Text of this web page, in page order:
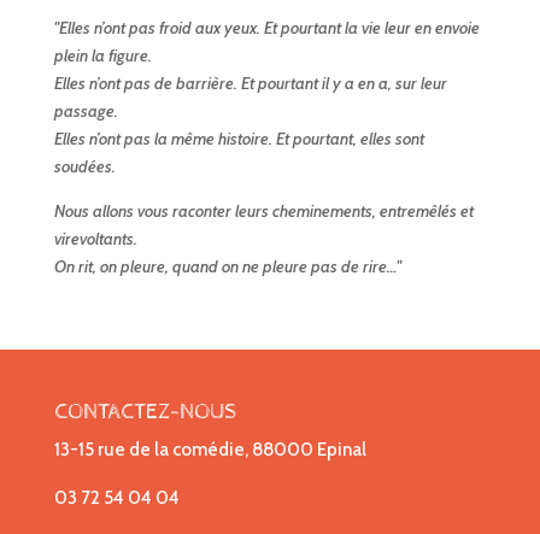
"Elles n’ont pas froid aux yeux. Et pourtant la vie leur en envoie
plein la figure.
Elles n’ont pas de barrière. Et pourtant il y a en a, sur leur
passage.
Elles n’ont pas la même histoire. Et pourtant, elles sont
soudées.
Nous allons vous raconter leurs cheminements, entremêlés et
virevoltants.
On rit, on pleure, quand on ne pleure pas de rire…"
CONTACTEZ-NOUS
13-15 rue de la comédie, 88000 Epinal
03 72 54 04 04